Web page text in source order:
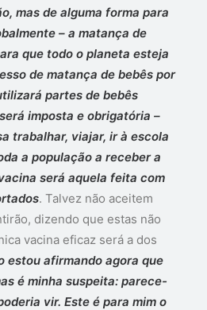
mas de alguma forma para
– a matança de
que todo o planeta esteja
de matança de bebês por
partes de bebês
imposta e obrigatória –
trabalhar, viajar, ir à escola
a população a receber a
será aquela feita com
. Talvez não aceitem
dizendo que estas não
vacina eficaz será a dos
estou afirmando agora que
é minha suspeita: parece-
vir. Este é para mim o